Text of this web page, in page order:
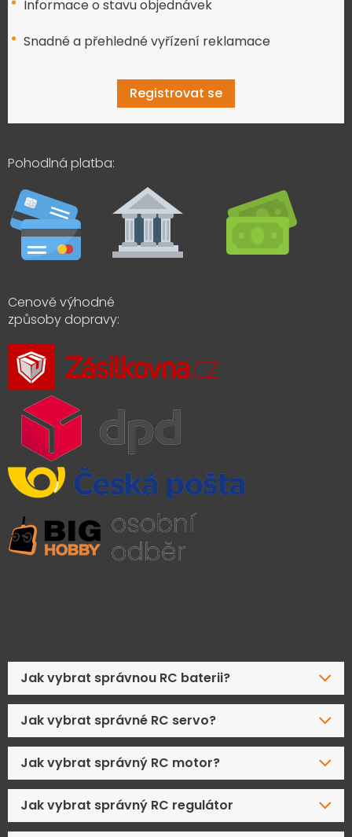
Informace o stavu objednávek
Snadné a přehledné vyřízení reklamace
Registrovat se
Pohodlná platba:
Cenově výhodné
způsoby dopravy:
Jak vybrat správnou RC baterii?
Jak vybrat správné RC servo?
Jak vybrat správný RC motor?
Jak vybrat správný RC regulátor